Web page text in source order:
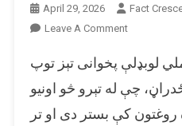
April 29, 2026
Fact
Leave A CommentOn
رېښتیا
هند
سینما
لوبډلې پخوانی تېز توپ
چې له تېرو څو اونیو
روغتون کې بستر دی او تر